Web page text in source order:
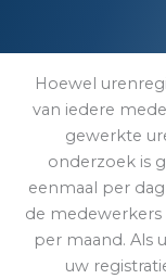
Hoewel
van iedere
gewerkte
onderzoek is
eenmaal per
de
per maand. Als
uw